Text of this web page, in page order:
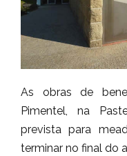
As obras de
Pimentel, na
prevista para
terminar no final do